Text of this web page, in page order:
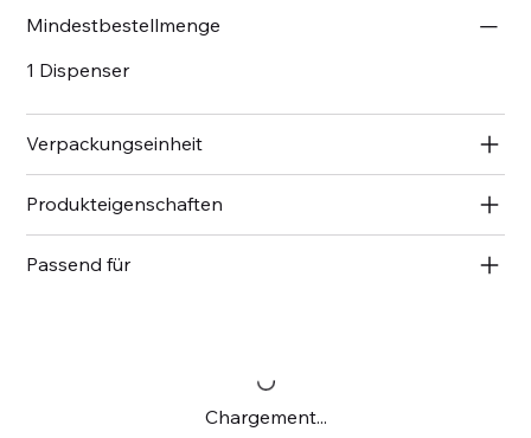
Mindestbestellmenge
1 Dispenser
Verpackungseinheit
Produkteigenschaften
Passend für
Chargement...